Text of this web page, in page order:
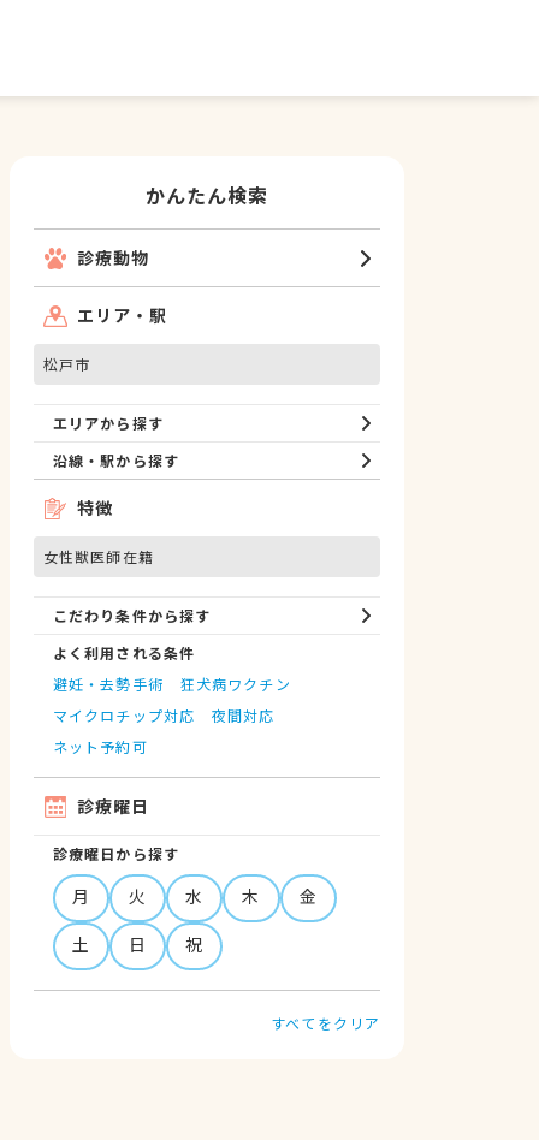
かんたん検索
診療動物
エリア・駅
松戸市
エリアから探す
沿線・駅から探す
特徴
女性獣医師在籍
こだわり条件から探す
よく利用される条件
避妊・去勢手術
狂犬病ワクチン
マイクロチップ対応
夜間対応
ネット予約可
診療曜日
診療曜日から探す
月 火 水 木
金
土
日 祝
すべてをクリア